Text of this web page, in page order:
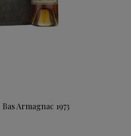
Armagnac 1973